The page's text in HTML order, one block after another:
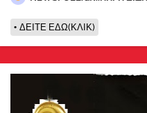
ΔΕΙΤΕ ΕΔΩ(ΚΛΙΚ)